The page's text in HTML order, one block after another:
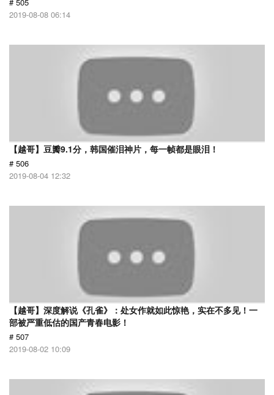
2019-08-08 06:14
【越哥】豆瓣9.1分，韩国催泪神片，每一帧都是眼泪！
# 506
2019-08-04 12:32
【越哥】深度解说《孔雀》：处女作就如此惊艳，实在不多见！一
部被严重低估的国产青春电影！
# 507
2019-08-02 10:09